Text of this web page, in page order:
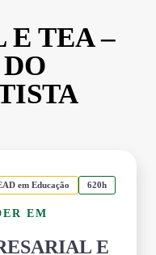
E TEA –
em Educação 620h
EM
E